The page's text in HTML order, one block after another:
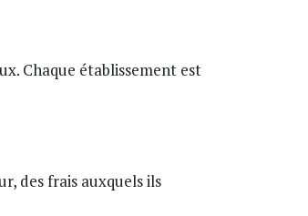
Chaque établissement est
des frais auxquels ils